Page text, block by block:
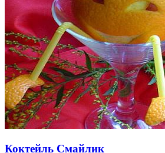
Коктейль Смайлик